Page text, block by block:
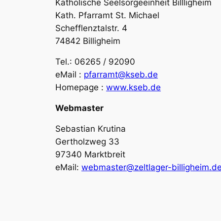
Katholische Seelsorgeeinheit Billligheim
Kath. Pfarramt St. Michael
Schefflenztalstr. 4
74842 Billigheim
Tel.: 06265 / 92090
eMail : pfarramt@kseb.de
Homepage : www.kseb.de
Webmaster
Sebastian Krutina
Gertholzweg 33
97340 Marktbreit
eMail: webmaster@zeltlager-